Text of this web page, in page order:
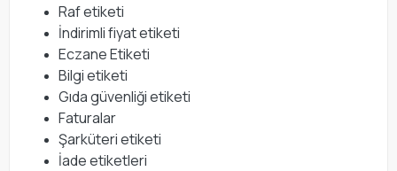
Raf etiketi
İndirimli fiyat etiketi
Eczane Etiketi
Bilgi etiketi
Gıda güvenliği etiketi
Faturalar
Şarküteri etiketi
İade etiketleri